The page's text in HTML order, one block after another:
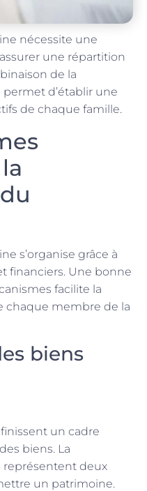
nécessite une
une répartition
de la
permet d’établir une
de chaque famille.
s’organise grâce à
financiers. Une bonne
facilite la
chaque membre de la
biens
un cadre
biens. La
représentent deux
un patrimoine.